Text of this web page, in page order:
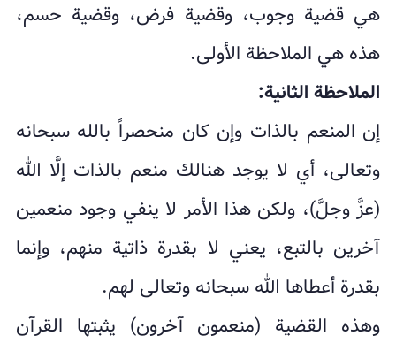
هي قضية وجوب، وقضية فرض، وقضية حسم،
هذه هي الملاحظة الأولى.
الملاحظة الثانية:
إن المنعم بالذات وإن كان منحصراً بالله سبحانه
وتعالى، أي لا يوجد هنالك منعم بالذات إلَّا الله
(عزَّ وجلَّ)، ولكن هذا الأمر لا ينفي وجود منعمين
آخرين بالتبع، يعني لا بقدرة ذاتية منهم، وإنما
بقدرة أعطاها الله سبحانه وتعالى لهم.
وهذه القضية (منعمون آخرون) يثبتها القرآن